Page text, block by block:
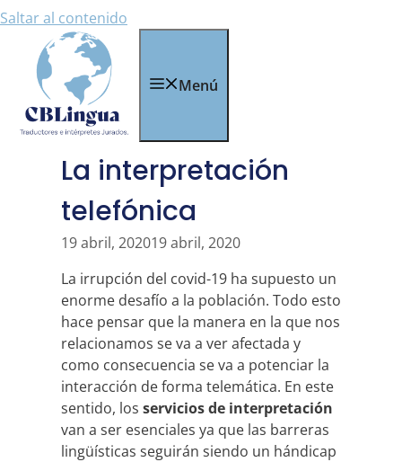
Saltar al contenido
Menú
La interpretación
telefónica
19 abril, 202019 abril, 2020
La irrupción del covid-19 ha supuesto un
enorme desafío a la población. Todo esto
hace pensar que la manera en la que nos
relacionamos se va a ver afectada y
como consecuencia se va a potenciar la
interacción de forma telemática. En este
sentido, los servicios de interpretación
van a ser esenciales ya que las barreras
lingüísticas seguirán siendo un hándicap